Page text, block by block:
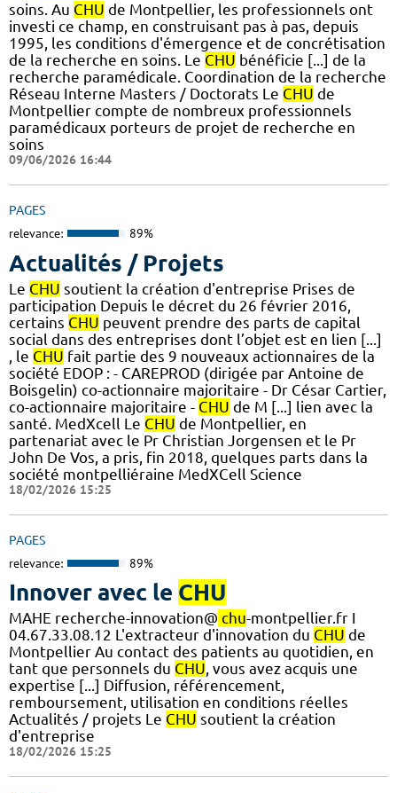
soins. Au CHU de Montpellier, les professionnels ont
investi ce champ, en construisant pas à pas, depuis
1995, les conditions d'émergence et de concrétisation
de la recherche en soins. Le CHU bénéficie [...] de la
recherche paramédicale. Coordination de la recherche
Réseau Interne Masters / Doctorats Le CHU de
Montpellier compte de nombreux professionnels
paramédicaux porteurs de projet de recherche en
soins
09/06/2026 16:44
PAGES
relevance: 89%
Actualités / Projets
Le CHU soutient la création d'entreprise Prises de
participation Depuis le décret du 26 février 2016,
certains CHU peuvent prendre des parts de capital
social dans des entreprises dont l’objet est en lien [...]
, le CHU fait partie des 9 nouveaux actionnaires de la
société EDOP : - CAREPROD (dirigée par Antoine de
Boisgelin) co-actionnaire majoritaire - Dr César Cartier,
co-actionnaire majoritaire - CHU de M [...] lien avec la
santé. MedXcell Le CHU de Montpellier, en
partenariat avec le Pr Christian Jorgensen et le Pr
John De Vos, a pris, fin 2018, quelques parts dans la
société montpelliéraine MedXCell Science
18/02/2026 15:25
PAGES
relevance: 89%
Innover avec le CHU
MAHE recherche-innovation@ chu-montpellier.fr I
04.67.33.08.12 L'extracteur d'innovation du CHU de
Montpellier Au contact des patients au quotidien, en
tant que personnels du CHU, vous avez acquis une
expertise [...] Diffusion, référencement,
remboursement, utilisation en conditions réelles
Actualités / projets Le CHU soutient la création
d'entreprise
18/02/2026 15:25